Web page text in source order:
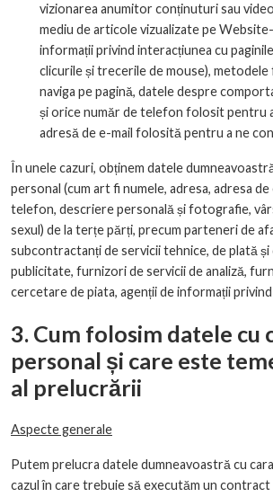
vizionarea anumitor conținuturi sau
mediu de articole vizualizate pe
informații privind interacțiunea cu
clicurile și trecerile de mouse),
naviga pe pagină, datele despre
și orice număr de telefon folosit pentru
adresă de e-mail folosită pentru a ne
În unele cazuri, obținem datele
personal (cum art fi numele, adresa, adresa
telefon, descriere personală și fotografie,
sexul) de la terțe părți, precum parteneri de
subcontractanți de servicii tehnice, de plată și
publicitate, furnizori de servicii de analiză,
cercetare de piata, agenții de informații
3. Cum folosim datele cu
personal și care este
al prelucrării
Aspecte generale
Putem prelucra datele dumneavoastră cu
cazul în care trebuie să executăm un contract